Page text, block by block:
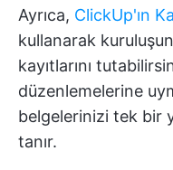
Ayrıca, ClickUp'ın
kullanarak
kayıtlarını
düzenlemelerine
belgelerinizi tek bir
tanır.